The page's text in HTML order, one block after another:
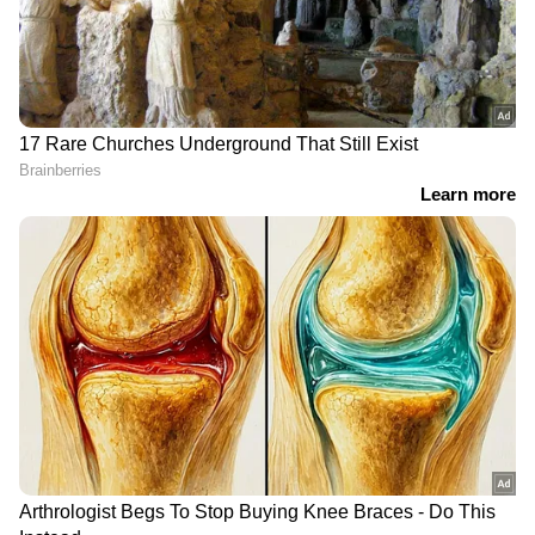
DOWNLOAD APP
RECOMMENDED STORIES
'അൽപം നാണവും
നട്ടെല്ലും കാണിക്കൂ';
യൂസഫ് പഠാനെതിരെ
ആഞ്ഞടിച്ച് മഹുവ
മൊയ്‌ത്ര; വിമത
തുടക്കമിട്ട് അഖിലേഷ്
യാദവ്, ഏറ്റുപിടിച്ച്
ഇടതുപാർട്ടികളും; ഇന്ത്യ
സഖ്യ യോഗത്തിൽ
രാഹുൽ ഗാന്ധിയെ